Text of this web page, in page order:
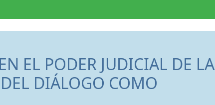
EL PODER JUDICIAL DE LA
DIÁLOGO COMO